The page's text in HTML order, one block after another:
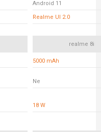
Android 11
Realme UI 2.0
realme 8i
5000 mAh
Ne
18 W